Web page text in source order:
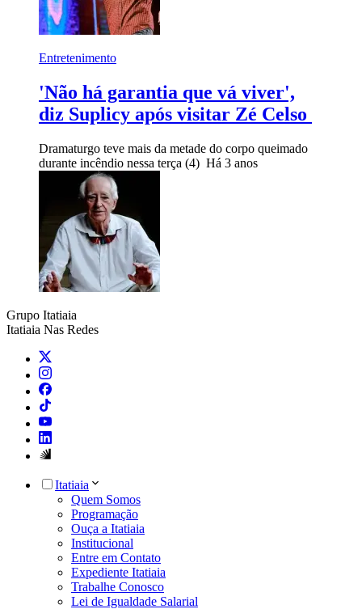
Entretenimento
'Não há garantia que vá viver',
diz Suplicy após visitar Zé Celso
Dramaturgo teve mais da metade do corpo queimado
durante incêndio nessa terça (4) Há 3 anos
Grupo Itatiaia
Itatiaia Nas Redes
Itatiaia
Quem Somos
Programação
Ouça a Itatiaia
Institucional
Entre em Contato
Expediente Itatiaia
Trabalhe Conosco
Lei de Igualdade Salarial